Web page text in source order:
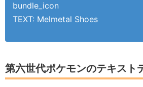
bundle_icon
TEXT: Melmetal Shoes
第六世代ポケモンのテキスト